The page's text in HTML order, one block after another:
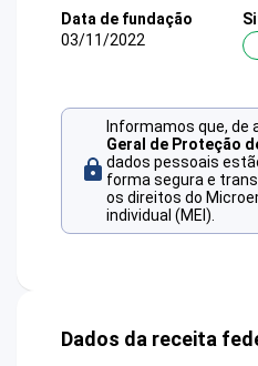
Data de fundação
03/11/2022
Informamos que, de
Geral de Proteção
dados pessoais
forma segura e
os direitos do
individual (MEI).
Dados da receita